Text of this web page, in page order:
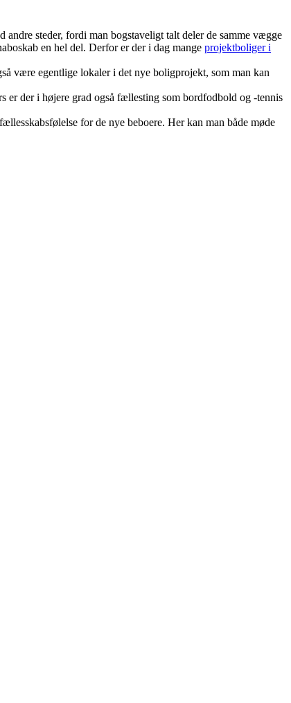
steder, fordi man bogstaveligt talt deler de samme vægge
en hel del. Derfor er der i dag mange projektboliger i
være egentlige lokaler i det nye boligprojekt, som man kan
er der i højere grad også fællesting som bordfodbold og -tennis
for de nye beboere. Her kan man både møde